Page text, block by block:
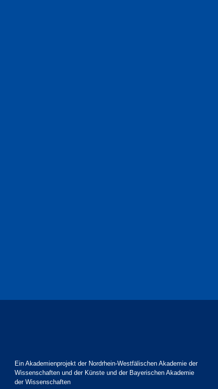
Ein Akademienprojekt der Nordrhein-Westfälischen Akademie der
Wissenschaften und der Künste und der Bayerischen Akademie
der Wissenschaften